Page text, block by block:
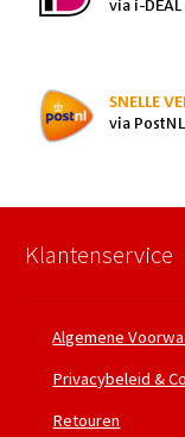
Klantenservice
Algemene
Privacybeleid &
Retouren